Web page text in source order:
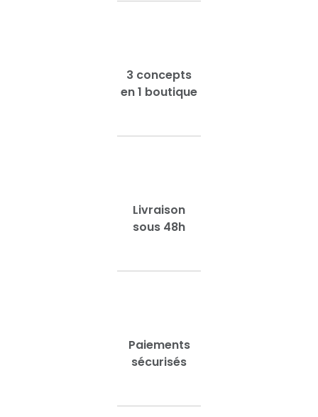
3 concepts
en 1 boutique
Livraison
sous 48h
Paiements
sécurisés